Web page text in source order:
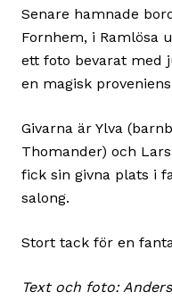
Senare hamnade
Fornhem, i Ramlösa
ett foto bevarat med
en magisk
Givarna är Ylva
Thomander) och
fick sin givna plats i
salong.
Stort tack för en
Text och foto: